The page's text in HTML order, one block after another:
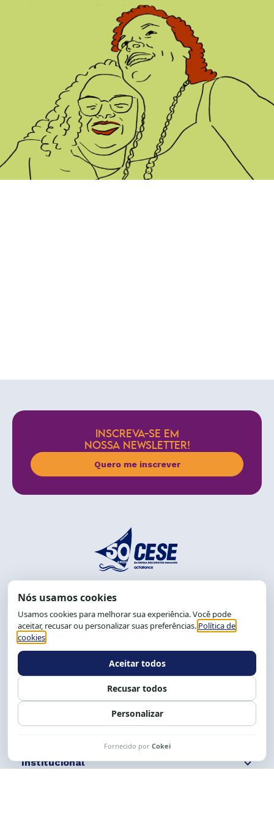
INSCREVA-SE EM
NOSSA NEWSLETTER!
Quero me inscrever
End.: R. da Graça, 150. Graça
CEP: 40.150-055
Salvador-BA, Brasil.
Tel.: (71) 2104-5457, Cel.: (71) 9 9239-2104 ou 2105
Expediente: 8h às 12h e 13 às 17h.
Siga nossas redes Fale conosco
Institucional